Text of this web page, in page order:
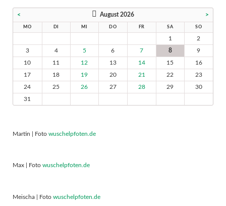
< August 2026 >
MO DI MI DO FR SA SO
1
2
3
4 5 6 7 8
9
10
11 12 13 14 15
16
17
18 19 20 21 22
23
24
25 26 27 28 29
30
31
Martin | Foto wuschelpfoten.de
Max | Foto wuschelpfoten.de
Meischa | Foto wuschelpfoten.de